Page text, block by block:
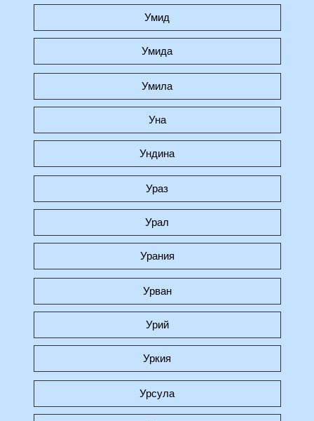
Умид
Умида
Умила
Уна
Ундина
Ураз
Урал
Урания
Урван
Урий
Уркия
Урсула